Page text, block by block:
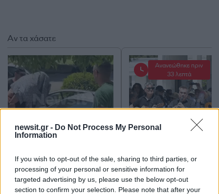
newsit.gr - Do Not Process My Personal
Information
If you wish to opt-out of the sale, sharing to third parties, or
processing of your personal or sensitive information for
targeted advertising by us, please use the below opt-out
section to confirm your selection. Please note that after your
Αν τα χάσατε
ιατροδικαστική εκτίμηση
για τον θάνατο του
90χρονου, που έκρυψε ο
γιος του σε καταψύκτη
Ανανεώθηκε πριν
33 λεπτά
σορού του Λάκη
από την εκκλησία –
Συντετριμμένη η
του έπεσε στο